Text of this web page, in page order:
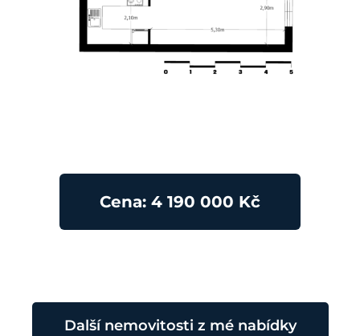
Cena: 4 190 000 Kč
Další nemovitosti z mé nabídky